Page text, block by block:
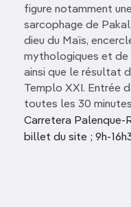
figure notamment
sarcophage de
dieu du Maïs,
mythologiques et de
ainsi que le résultat
Templo XXI. Entrée
toutes les 30
Carretera Palenque-
billet du site ; 9h-